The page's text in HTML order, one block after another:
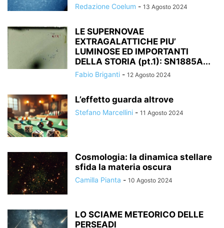
Redazione Coelum - 13 Agosto 2024
LE SUPERNOVAE
EXTRAGALATTICHE PIU’
LUMINOSE ED IMPORTANTI
DELLA STORIA (pt.1): SN1885A...
Fabio Briganti - 12 Agosto 2024
L’effetto guarda altrove
Stefano Marcellini - 11 Agosto 2024
Cosmologia: la dinamica stellare
sfida la materia oscura
Camilla Pianta - 10 Agosto 2024
LO SCIAME METEORICO DELLE
PERSEADI